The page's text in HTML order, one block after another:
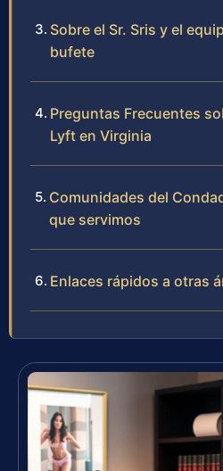
Sobre el Sr. Sris y el
bufete
Preguntas Frecuentes
Lyft en Virginia
Comunidades del
que servimos
Enlaces rápidos a otras